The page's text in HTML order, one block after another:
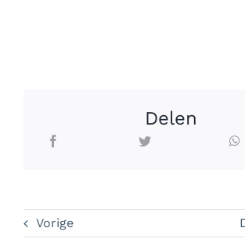
Delen
Vorige